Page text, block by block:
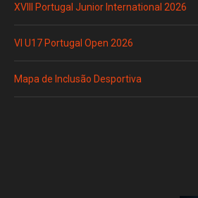
XVIII Portugal Junior International 2026
VI U17 Portugal Open 2026
Mapa de Inclusão Desportiva